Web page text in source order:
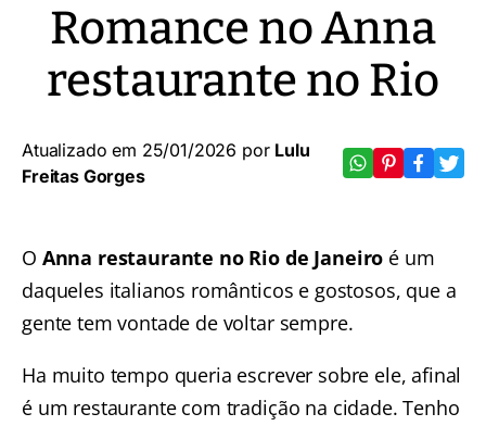
Romance no Anna
restaurante no Rio
Atualizado em 25/01/2026 por Lulu
Freitas Gorges
O Anna restaurante no Rio de Janeiro é um
daqueles italianos românticos e gostosos, que a
gente tem vontade de voltar sempre.
Ha muito tempo queria escrever sobre ele, afinal
é um restaurante com tradição na cidade. Tenho